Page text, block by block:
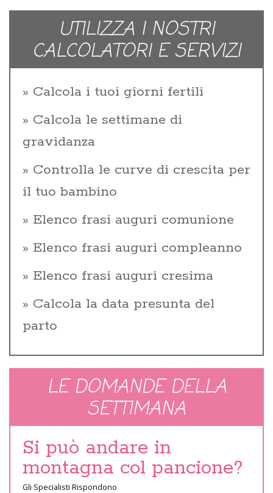
UTILIZZA I NOSTRI
CALCOLATORI E SERVIZI
Calcola i tuoi giorni fertili
Calcola le settimane di
gravidanza
Controlla le curve di crescita per
il tuo bambino
Elenco frasi auguri comunione
Elenco frasi auguri compleanno
Elenco frasi auguri cresima
Calcola la data presunta del
parto
LE DOMANDE DELLA
SETTIMANA
Si può andare in
montagna col pancione?
Gli Specialisti Rispondono